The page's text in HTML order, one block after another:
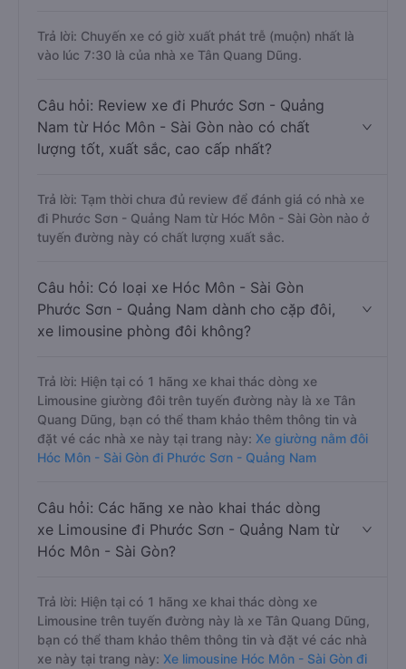
Trả lời: Chuyến xe có giờ xuất phát trễ (muộn) nhất là
vào lúc 7:30 là của nhà xe Tân Quang Dũng.
Câu hỏi: Review xe đi Phước Sơn - Quảng
Nam từ Hóc Môn - Sài Gòn nào có chất
lượng tốt, xuất sắc, cao cấp nhất?
Trả lời: Tạm thời chưa đủ review để đánh giá có nhà xe
đi Phước Sơn - Quảng Nam từ Hóc Môn - Sài Gòn nào ở
tuyến đường này có chất lượng xuất sắc.
Câu hỏi: Có loại xe Hóc Môn - Sài Gòn
Phước Sơn - Quảng Nam dành cho cặp đôi,
xe limousine phòng đôi không?
Trả lời: Hiện tại có 1 hãng xe khai thác dòng xe
Limousine giường đôi trên tuyến đường này là xe Tân
Quang Dũng, bạn có thể tham khảo thêm thông tin và
đặt vé các nhà xe này tại trang này: Xe giường nằm đôi
Hóc Môn - Sài Gòn đi Phước Sơn - Quảng Nam
Câu hỏi: Các hãng xe nào khai thác dòng
xe Limousine đi Phước Sơn - Quảng Nam từ
Hóc Môn - Sài Gòn?
Trả lời: Hiện tại có 1 hãng xe khai thác dòng xe
Limousine trên tuyến đường này là xe Tân Quang Dũng,
bạn có thể tham khảo thêm thông tin và đặt vé các nhà
xe này tại trang này: Xe limousine Hóc Môn - Sài Gòn đi